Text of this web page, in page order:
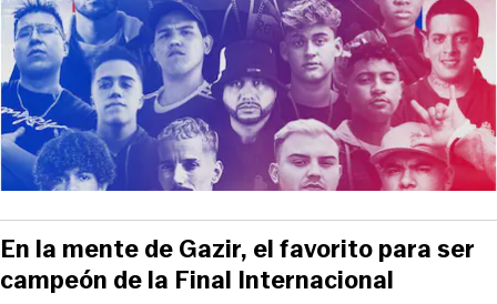
En la mente de Gazir, el favorito para ser
campeón de la Final Internacional